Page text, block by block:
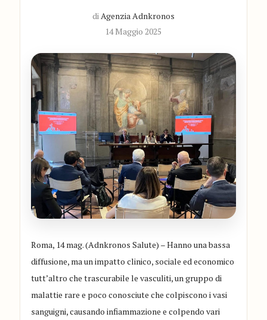
di Agenzia Adnkronos
14 Maggio 2025
Roma, 14 mag. (Adnkronos Salute) – Hanno una bassa
diffusione, ma un impatto clinico, sociale ed economico
tutt’altro che trascurabile le vasculiti, un gruppo di
malattie rare e poco conosciute che colpiscono i vasi
sanguigni, causando infiammazione e colpendo vari